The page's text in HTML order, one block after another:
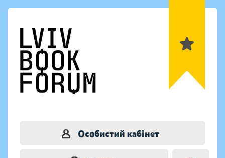
Особистий кабінет